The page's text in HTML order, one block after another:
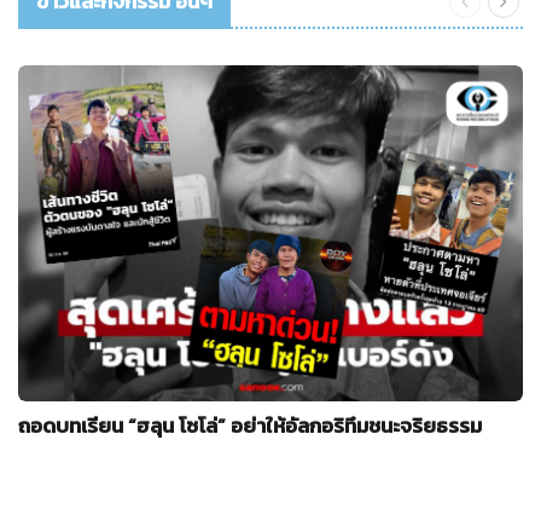
ถอดบทเรียน “ฮลุน โซโล่” อย่าให้อัลกอริทึมชนะจริยธรรม